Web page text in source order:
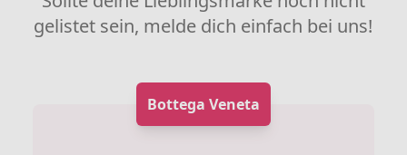
gelistet sein, melde dich einfach bei uns!
Bottega Veneta